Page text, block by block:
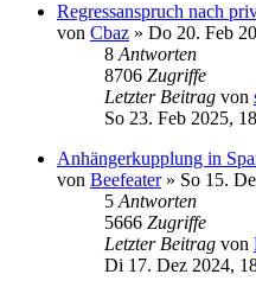
Regressanspruch nach
von Cbaz » Do 20. Feb
8 Antworten
8706 Zugriffe
Letzter Beitrag von
So 23. Feb 2025,
Anhängerkupplung in
von Beefeater» So 15.
5 Antworten
5666 Zugriffe
Letzter Beitrag von
Di 17. Dez 2024,